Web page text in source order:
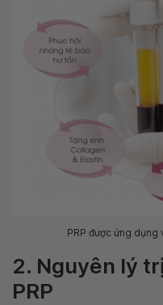
PRP được ứng
2. Nguyên lý
PRP